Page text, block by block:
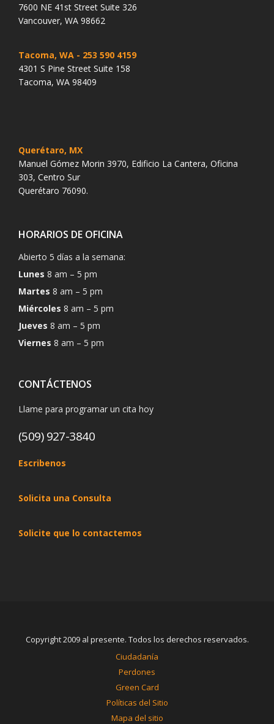
7600 NE 41st Street Suite 326
Vancouver, WA 98662
Tacoma, WA - 253 590 4159
4301 S Pine Street Suite 158
Tacoma, WA 98409
Querétaro, MX
Manuel Gómez Morin 3970, Edificio La Cantera, Oficina
303, Centro Sur
Querétaro 76090.
HORARIOS DE OFICINA
Abierto 5 días a la semana:
Lunes 8 am – 5 pm
Martes 8 am – 5 pm
Miércoles 8 am – 5 pm
Jueves 8 am – 5 pm
Viernes 8 am – 5 pm
CONTÁCTENOS
Llame para programar un cita hoy
(509) 927-3840
Escribenos
Solicita una Consulta
Solicite que lo contactemos
Copyright 2009 al presente. Todos los derechos reservados.
Ciudadanía
Perdones
Green Card
Políticas del Sitio
Mapa del sitio